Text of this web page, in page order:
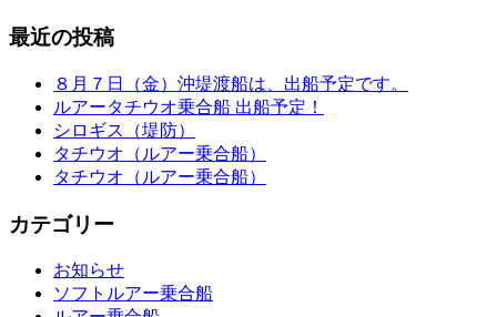
最近の投稿
８月７日（金）沖堤渡船は、出船予定です。
ルアータチウオ乗合船 出船予定！
シロギス（堤防）
タチウオ（ルアー乗合船）
タチウオ（ルアー乗合船）
カテゴリー
お知らせ
ソフトルアー乗合船